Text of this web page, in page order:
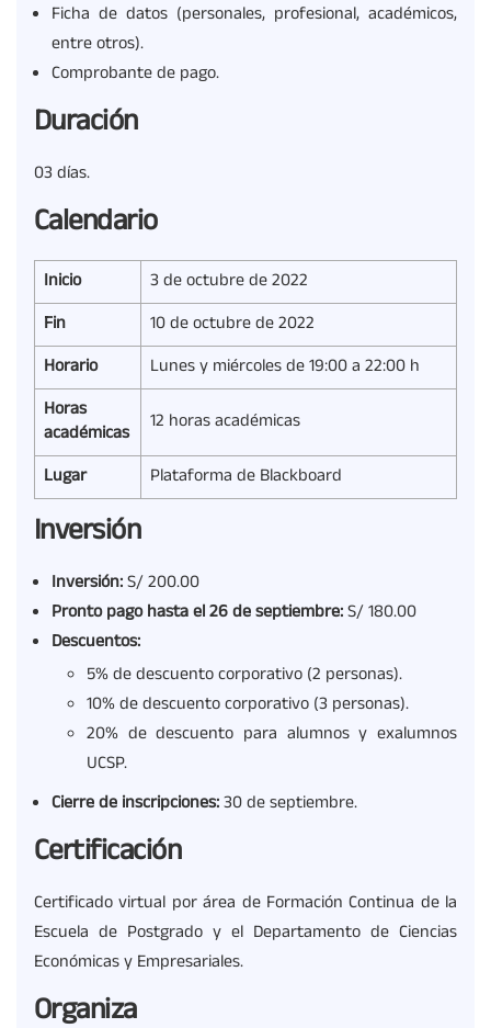
Ficha de datos (personales, profesional, académicos,
entre otros).
Comprobante de pago.
Duración
03 días.
Calendario
Inicio
3 de octubre de 2022
Fin
10 de octubre de 2022
Horario
Lunes y miércoles de 19:00 a 22:00 h
Horas
académicas
12 horas académicas
Lugar
Plataforma de Blackboard
Inversión
Inversión:S/ 200.00
Pronto pago hasta el 26 de septiembre:S/ 180.00
Descuentos:
5% de descuento corporativo (2 personas).
10% de descuento corporativo (3 personas).
20% de descuento para alumnos y exalumnos
UCSP.
Cierre de inscripciones:30 de septiembre.
Certificación
Certificado virtual por área de Formación Continua de la
Escuela de Postgrado y el Departamento de Ciencias
Económicas y Empresariales.
Organiza